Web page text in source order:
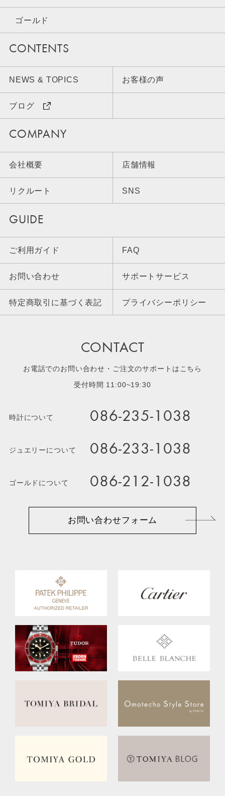
ゴールド
CONTENTS
NEWS & TOPICS お客様の声
ブログ
COMPANY
会社概要 店舗情報
リクルート SNS
GUIDE
ご利用ガイド FAQ
お問い合わせ サポートサービス
特定商取引に基づく表記 プライバシーポリシー
CONTACT
お電話でのお問い合わせ・ご注文のサポートはこちら
受付時間 11:00~19:30
時計について 086-235-1038
ジュエリーについて 086-233-1038
ゴールドについて 086-212-1038
お問い合わせフォーム